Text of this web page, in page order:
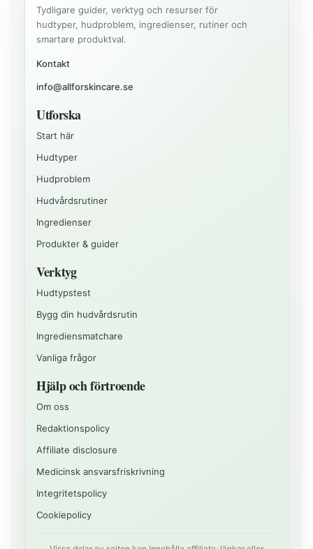
Tydligare guider, verktyg och resurser för
hudtyper, hudproblem, ingredienser, rutiner och
smartare produktval.
Kontakt
info@allforskincare.se
Utforska
Start här
Hudtyper
Hudproblem
Hudvårdsrutiner
Ingredienser
Produkter & guider
Verktyg
Hudtypstest
Bygg din hudvårdsrutin
Ingrediensmatchare
Vanliga frågor
Hjälp och förtroende
Om oss
Redaktionspolicy
Affiliate disclosure
Medicinsk ansvarsfriskrivning
Integritetspolicy
Cookiepolicy